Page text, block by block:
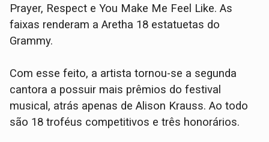
Prayer, Respect e You Make Me Feel Like. As
faixas renderam a Aretha 18 estatuetas do
Grammy.
Com esse feito, a artista tornou-se a segunda
cantora a possuir mais prêmios do festival
musical, atrás apenas de Alison Krauss. Ao todo
são 18 troféus competitivos e três honorários.